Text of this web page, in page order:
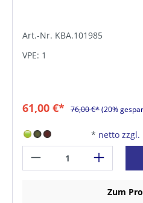
Art.-Nr. KBA.101985
VPE: 1
61,00 €* 76,00 €*(20%
* netto zzgl.
Zum